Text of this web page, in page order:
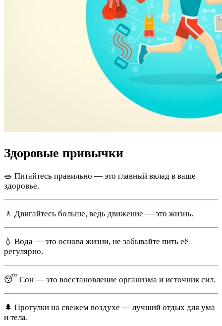
Здоровые привычки
🥗 Питайтесь правильно — это главный вклад в ваше
здоровье.
🚶 Двигайтесь больше, ведь движение — это жизнь.
💧 Вода — это основа жизни, не забывайте пить её
регулярно.
😴 Сон — это восстановление организма и источник сил.
🌲 Прогулки на свежем воздухе — лучший отдых для ума
и тела.